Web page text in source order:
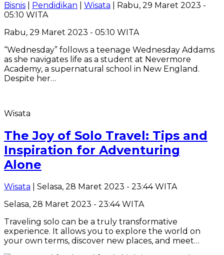
Bisnis Pendidikan Wisata | Rabu, 29 Maret 2023 -
05:10 WITA
Rabu, 29 Maret 2023 - 05:10 WITA
“Wednesday” follows a teenage Wednesday Addams
as she navigates life as a student at Nevermore
Academy, a supernatural school in New England.
Despite her…
Wisata
The Joy of Solo Travel: Tips and
Inspiration for Adventuring
Alone
Wisata | Selasa, 28 Maret 2023 - 23:44 WITA
Selasa, 28 Maret 2023 - 23:44 WITA
Traveling solo can be a truly transformative
experience. It allows you to explore the world on
your own terms, discover new places, and meet…